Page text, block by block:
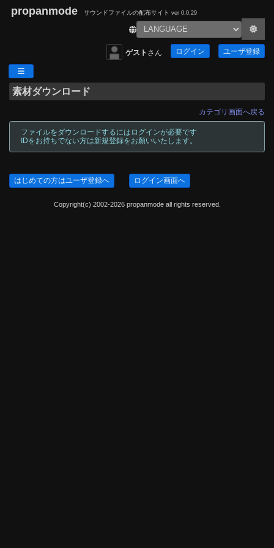
propanmode サウンドファイルの配布サイト ver 0.0.29
ゲスト さん ログイン ユーザ登録
素材ダウンロード
カテゴリ画面へ戻る
ファイルをダウンロードするにはログインが必要です
IDをお持ちでない方は新規登録をお願いいたします。
はじめての方はユーザ登録へ ログイン画面へ
Copyright(c) 2002-2026 propanmode all rights reserved.